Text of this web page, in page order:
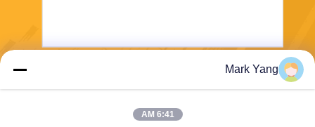
Mark Yang
6:41 AM